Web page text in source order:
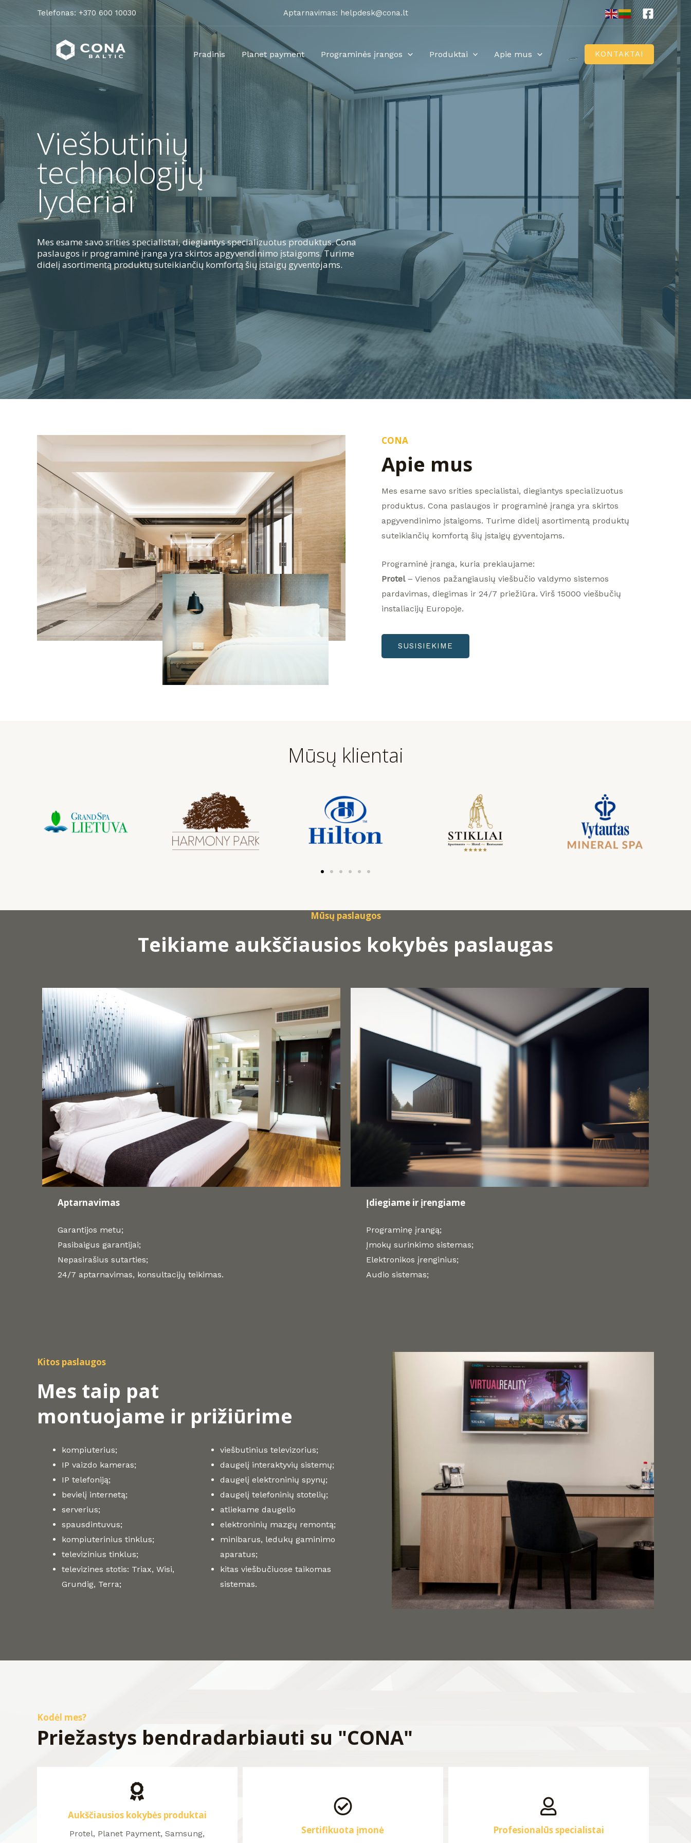
Telefonas: +370 600 10030 Aptarnavimas: helpdesk@cona.lt
Pradinis Planet payment Programinės įrangos Produktai Apie mus KONTAKTAI
Viešbutinių
technologijų
lyderiai
Mes esame savo srities specialistai, diegiantys specializuotus produktus. Cona
paslaugos ir programinė įranga yra skirtos apgyvendinimo įstaigoms. Turime
didelį asortimentą produktų suteikiančių komfortą šių įstaigų gyventojams.
CONA
Apie mus
Mes esame savo srities specialistai, diegiantys specializuotus
produktus. Cona paslaugos ir programinė įranga yra skirtos
apgyvendinimo įstaigoms. Turime didelį asortimentą produktų
suteikiančių komfortą šių įstaigų gyventojams.
Programinė įranga, kuria prekiaujame:
Protel– Vienos pažangiausių viešbučio valdymo sistemos
pardavimas, diegimas ir 24/7 priežiūra. Virš 15000 viešbučių
instaliacijų Europoje.
SUSISIEKIME
Mūsų klientai
Mūsų paslaugos
Teikiame aukščiausios kokybės paslaugas
Aptarnavimas
Garantijos metu;
Pasibaigus garantijai;
Nepasirašius sutarties;
24/7 aptarnavimas, konsultacijų teikimas.
Įdiegiame ir įrengiame
Programinę įrangą;
Įmokų surinkimo sistemas;
Elektronikos įrenginius;
Audio sistemas;
Kitos paslaugos
Mes taip pat
montuojame ir prižiūrime
kompiuterius;
IP vaizdo kameras;
IP telefoniją;
bevielį internetą;
serverius;
spausdintuvus;
kompiuterinius tinklus;
televizinius tinklus;
televizines stotis: Triax, Wisi,
Grundig, Terra;
viešbutinius televizorius;
daugelį interaktyvių sistemų;
daugelį elektroninių spynų;
daugelį telefoninių stotelių;
atliekame daugelio
elektroninių mazgų remontą;
minibarus, ledukų gaminimo
aparatus;
kitas viešbučiuose taikomas
sistemas.
Kodėl mes?
Priežastys bendradarbiauti su "CONA"
Aukščiausios kokybės produktai
Protel, Planet Payment, Samsung, Sertifikuota įmonė Profesionalūs specialistai
Planet
payment
Programinės
Produktai
Apie
mus
KONTAKTAI
Pradinis
Planet
payment